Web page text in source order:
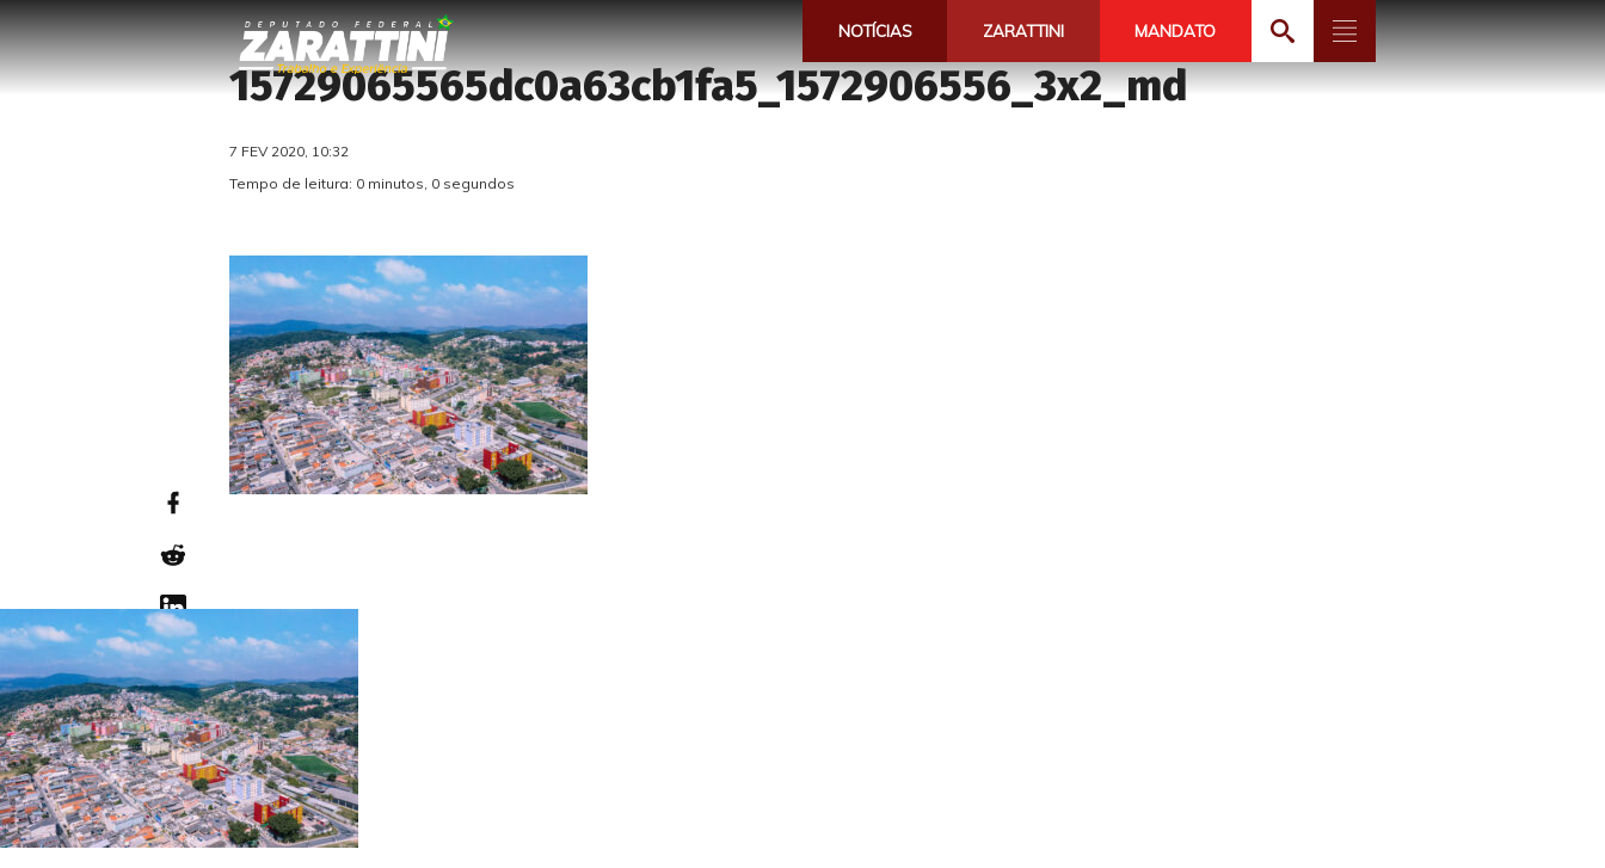
NOTÍCIAS ZARATTINI MANDATO
15729065565dc0a63cb1fa5_1572906556_3x2_md
7 FEV 2020, 10:32
Tempo de leitura: 0 minutos, 0 segundos